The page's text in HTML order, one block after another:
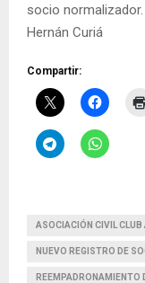
socio normalizador.
Hernán Curiá
Compartir:
ASOCIACIÓN CIVIL CLUB
NUEVO REGISTRO DE
REEMPADRONAMIENTO